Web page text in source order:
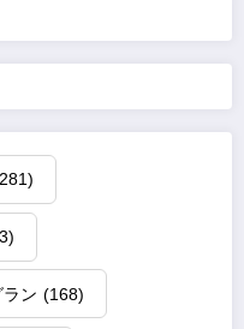
ラン (168)